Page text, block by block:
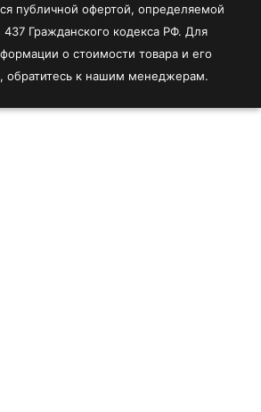
публичной офертой, определяемой
Гражданского кодекса РФ. Для
о стоимости товара и его
обратитесь к нашим менеджерам.